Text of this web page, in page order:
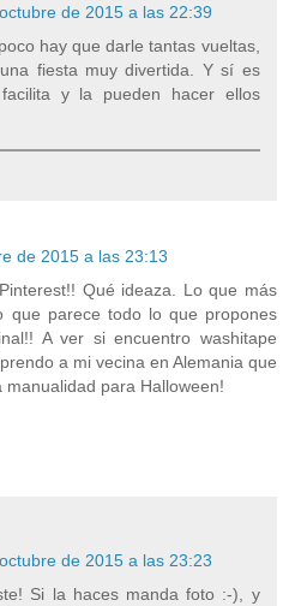
de 2015 a las 22:39
hay que darle tantas vueltas,
fiesta muy divertida. Y sí es
y la pueden hacer ellos
de 2015 a las 23:13
Qué ideaza. Lo que más
que parece todo lo que propones
A ver si encuentro washitape
a mi vecina en Alemania que
para Halloween!
de 2015 a las 23:23
Si la haces manda foto :-), y